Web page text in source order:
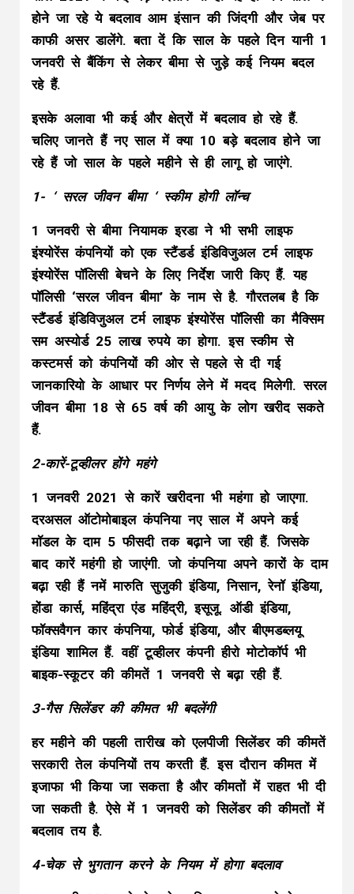
होने जा रहे ये बदलाव आम इंसान की जिंदगी और जेब पर
काफी असर डालेंगे. बता दें कि साल के पहले दिन यानी 1
जनवरी से बैंकिंग से लेकर बीमा से जुड़े कई नियम बदल
रहे हैं.
इसके अलावा भी कई और क्षेत्रों में बदलाव हो रहे हैं.
चलिए जानते हैं नए साल में क्या 10 बड़े बदलाव होने जा
रहे हैं जो साल के पहले महीने से ही लागू हो जाएंगे.
1- ‘ सरल जीवन बीमा ‘ स्कीम होगी लॉन्च
1 जनवरी से बीमा नियामक इरडा ने भी सभी लाइफ
इंश्योरेंस कंपनियों को एक स्टैंडर्ड इंडिविजुअल टर्म लाइफ
इंश्योरेंस पॉलिसी बेचने के लिए निर्देश जारी किए हैं. यह
पॉलिसी ‘सरल जीवन बीमा’ के नाम से है. गौरतलब है कि
स्टैंडर्ड इंडिविजुअल टर्म लाइफ इंश्योरेंस पॉलिसी का मैक्सिम
सम अस्योर्ड 25 लाख रुपये का होगा. इस स्कीम से
कस्टमर्स को कंपनियों की ओर से पहले से दी गई
जानकारियो के आधार पर निर्णय लेने में मदद मिलेगी. सरल
जीवन बीमा 18 से 65 वर्ष की आयु के लोग खरीद सकते
हैं.
2-कारें-टूव्हीलर होंगे महंगे
1 जनवरी 2021 से कारें खरीदना भी महंगा हो जाएगा.
दरअसल ऑटोमोबाइल कंपनिया नए साल में अपने कई
मॉडल के दाम 5 फीसदी तक बढ़ाने जा रही हैं. जिसके
बाद कारें महंगी हो जाएंगी. जो कंपनिया अपने कारों के दाम
बढ़ा रही हैं नमें मारुति सुजुकी इंडिया, निसान, रेनॉ इंडिया,
होंडा कार्स, महिंद्रा एंड महिंद्री, इसूजू. ऑडी इंडिया,
फॉक्सवैगन कार कंपनिया, फोर्ड इंडिया, और बीएमडब्लयू
इंडिया शामिल हैं. वहीं टूव्हीलर कंपनी हीरो मोटोकॉर्प भी
बाइक-स्कूटर की कीमतें 1 जनवरी से बढ़ा रही हैं.
3-गैस सिलेंडर की कीमत भी बदलेंगी
हर महीने की पहली तारीख को एलपीजी सिलेंडर की कीमतें
सरकारी तेल कंपनियों तय करती हैं. इस दौरान कीमत में
इजाफा भी किया जा सकता है और कीमतों में राहत भी दी
जा सकती है. ऐसे में 1 जनवरी को सिलेंडर की कीमतों में
बदलाव तय है.
4-चेक से भुगतान करने के नियम में होगा बदलाव